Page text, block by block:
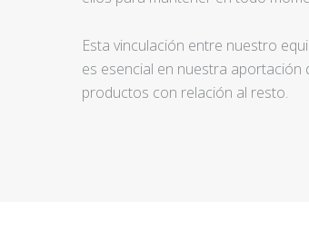
Esta vinculación entre nuestro
es esencial en nuestra aportación
productos con relación al resto.